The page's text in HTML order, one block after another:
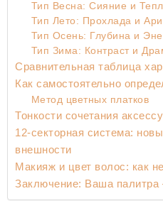
Тип Весна: Сияние и
Тип Лето: Прохлада и
Тип Осень: Глубина и
Тип Зима: Контраст и
Сравнительная таблица
Как самостоятельно
Метод цветных платков
Тонкости сочетания
12-секторная система:
внешности
Макияж и цвет волос: как
Заключение: Ваша